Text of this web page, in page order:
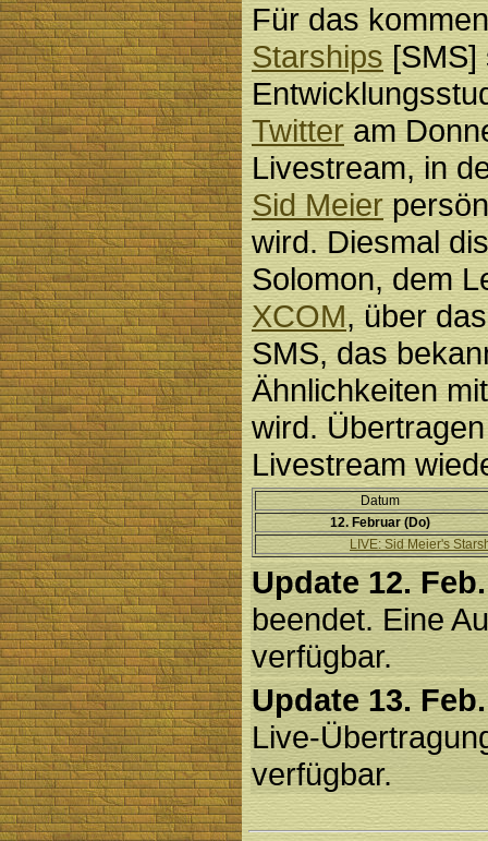
Für das
Starships[SMS]
Twitteram
Livestream, in
Sid Meier
wird. Diesmal
Solomon, dem
XCOM, über
SMS, das
Ähnlichkeiten
wird.
Livestream
Datum
12. Februar (Do)
LIVE: Sid Meier's
Update 12.
beendet. Eine
verfügbar.
Update 13.
Live-
verfügbar.